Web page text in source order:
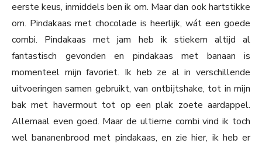
eerste keus, inmiddels ben ik om. Maar dan ook hartstikke
om. Pindakaas met chocolade is heerlijk, wát een goede
combi. Pindakaas met jam heb ik stiekem altijd al
fantastisch gevonden en pindakaas met banaan is
momenteel mijn favoriet. Ik heb ze al in verschillende
uitvoeringen samen gebruikt, van ontbijtshake, tot in mijn
bak met havermout tot op een plak zoete aardappel.
Allemaal even goed. Maar de ultieme combi vind ik toch
wel bananenbrood met pindakaas, en zie hier, ik heb er